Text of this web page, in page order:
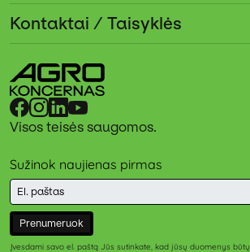
Kontaktai / Taisyklės
Visos teisės saugomos.
Sužinok naujienas pirmas
Prenumeruok
Įvesdami savo el. paštą Jūs sutinkate, kad jūsų duomenys būtų